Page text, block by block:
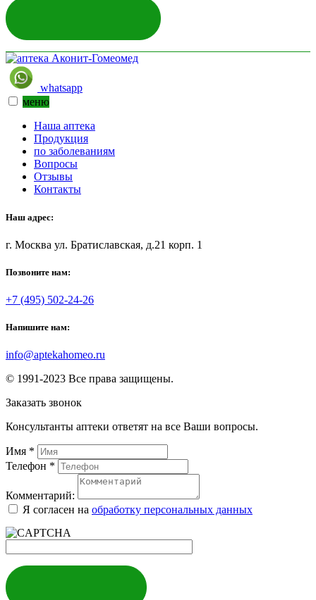
whatsapp
меню
Наша аптека
Продукция
по заболеваниям
Вопросы
Отзывы
Контакты
Наш адрес:
г. Москва ул. Братиславская, д.21 корп. 1
Позвоните нам:
+7 (495) 502-24-26
Напишите нам:
info@aptekahomeo.ru
© 1991-2023 Все права защищены.
Заказать звонок
Консультанты аптеки ответят на все Ваши вопросы.
Имя *
Телефон *
Комментарий:
Я согласен на обработку персональных данных